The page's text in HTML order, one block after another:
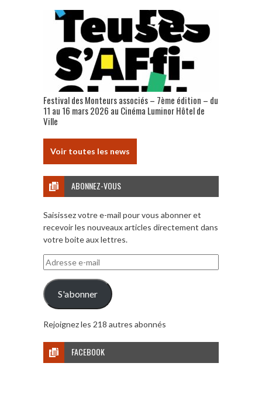
Festival des Monteurs associés – 7ème édition – du
11 au 16 mars 2026 au Cinéma Luminor Hôtel de
Ville
Voir toutes les news
ABONNEZ-VOUS
Saisissez votre e-mail pour vous abonner et
recevoir les nouveaux articles directement dans
votre boite aux lettres.
Adresse
e-
mail
S'abonner
Rejoignez les 218 autres abonnés
FACEBOOK